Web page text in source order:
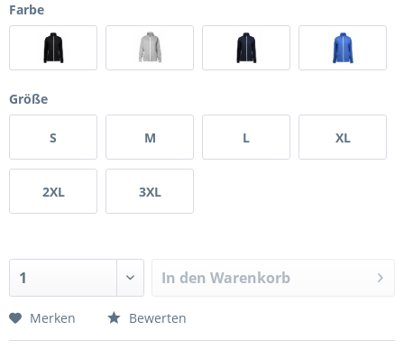
Farbe
Größe
S M L XL
2XL 3XL
In den Warenkorb
Merken Bewerten